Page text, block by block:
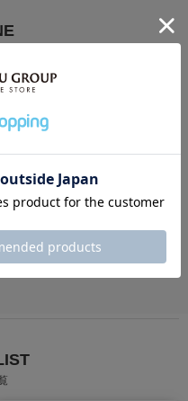
入卒・七五三・顔合わせ
デイリー
卒業式
慶事
花火大会・お祭り